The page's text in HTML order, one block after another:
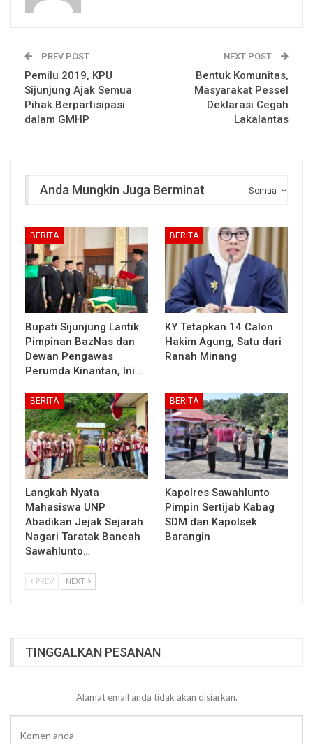
PREV POST
Pemilu 2019, KPU
Sijunjung Ajak Semua
Pihak Berpartisipasi
dalam GMHP
NEXT POST
Bentuk Komunitas,
Masyarakat Pessel
Deklarasi Cegah
Lakalantas
Semua
Anda Mungkin Juga Berminat
BERITA
Bupati Sijunjung Lantik
Pimpinan BazNas dan
Dewan Pengawas
Perumda Kinantan, Ini…
BERITA
KY Tetapkan 14 Calon
Hakim Agung, Satu dari
Ranah Minang
BERITA
Langkah Nyata
Mahasiswa UNP
Abadikan Jejak Sejarah
Nagari Taratak Bancah
Sawahlunto…
BERITA
Kapolres Sawahlunto
Pimpin Sertijab Kabag
SDM dan Kapolsek
Barangin
PREV NEXT
TINGGALKAN PESANAN
Alamat email anda tidak akan disiarkan.